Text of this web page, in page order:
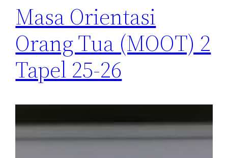
Masa Orientasi
Orang Tua (MOOT) 2
Tapel 25-26